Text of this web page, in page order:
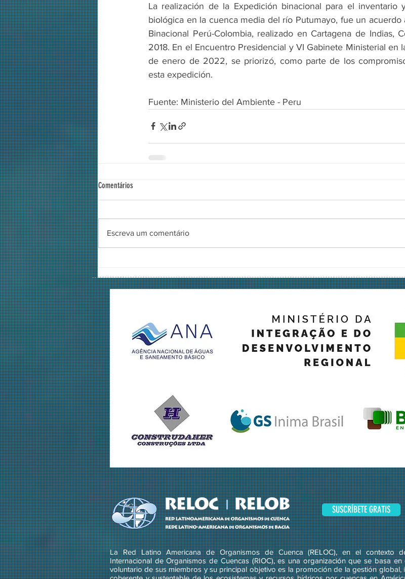
La realización de la Expedición binacional para el inventario
biológica en la cuenca media del río Putumayo, fue un
Binacional Perú-Colombia, realizado en Cartagena de Indias,
2018. En el Encuentro Presidencial y VI Gabinete Ministerial en
de enero de 2022, se priorizó, como parte de los
esta expedición.
Fuente: Ministerio del Ambiente - Peru
Comentários
Escreva um comentário
SUSCRÍBETE GRATIS
La Red Latino Americana de Organismos de Cuenca (RELOC), en el contexto
Internacional de Organismos de Cuencas (RIOC), es una organización que se basa en
voluntario de sus miembros y su principal objetivo es la promoción de la gestión global,